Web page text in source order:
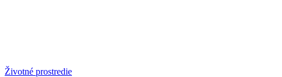
Životné prostredie